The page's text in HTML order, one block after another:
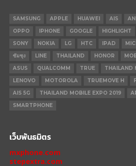
SAMSUNG APPLE HUAWEI AIS
OPPO
IPHONE GOOGLE HIGHLIGHT
SONY
NOKIA LG HTC IPAD
ซัมซุง
LINE THAILAND HONOR
ASUS
QUALCOMM TRUE THAILAND
LENOVO
MOTOROLA TRUEMOVE H
AIS 5G
THAILAND MOBILE EXPO 2019
SMARTPHONE
เว็บพันธมิตร
mxphone.com
stepextra.com